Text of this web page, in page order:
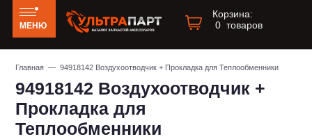
МЕНЮ
Корзина:
0 товаров
Главная — 94918142 Воздухоотводчик + Прокладка для Теплообменники
94918142 Воздухоотводчик +
Прокладка для
Теплообменники